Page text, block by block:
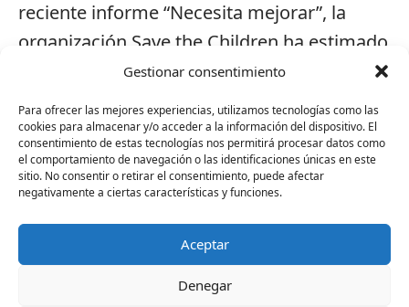
Gestionar consentimiento
Para ofrecer las mejores experiencias, utilizamos tecnologías como las
cookies para almacenar y/o acceder a la información del dispositivo. El
consentimiento de estas tecnologías nos permitirá procesar datos como
el comportamiento de navegación o las identificaciones únicas en este
sitio. No consentir o retirar el consentimiento, puede afectar
negativamente a ciertas características y funciones.
Aceptar
Denegar
reciente informe “Necesita mejorar”, la
organización Save the Children ha estimado
la tasa de abandono en un 53% en el
alumnado con discapacidad, mientras que
para la población general es del 31,5%. Un
abandono que es especialmente relevante
en la etapa de Educación Secundaria.
Este mismo informe afirma que “los niños y
niñas con discapacidad viven la segregación
de forma especial ya que, donde no se